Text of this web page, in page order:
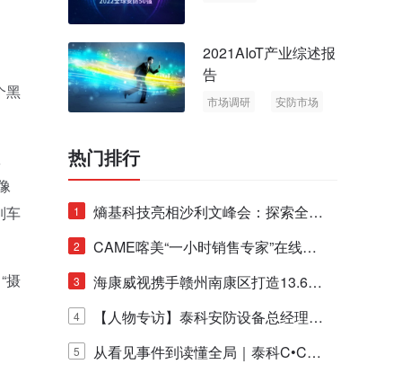
黑
车
摄
2021AIoT产业综述报
告
市场调研
安防市场
热门排行
1
熵基科技亮相沙利文峰会：探索全栈
脑机技术商业化生态新路径
2
CAME喀美“一小时销售专家”在线赋
能培训正式启动！
3
海康威视携手赣州南康区打造13.6公
里绿波网
4
【人物专访】泰科安防设备总经理张
宁解码安防出海新范式
5
从看见事件到读懂全局｜泰科C•CUR